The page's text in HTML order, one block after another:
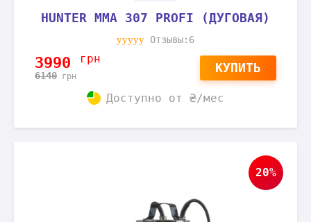
HUNTER MMA 307 PROFI (ДУГОВАЯ)
Отзывы:6
3990 грн
6140 грн
КУПИТЬ
Доступно от ₴/мес
20%